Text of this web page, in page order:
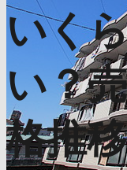
いく
い？
格推